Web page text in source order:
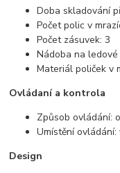
Doba skladování
Počet polic v
Počet zásuvek: 3
Nádoba na
Materiál poliček v
Ovládaní a kontrola
Způsob ovládání:
Umístění
Design